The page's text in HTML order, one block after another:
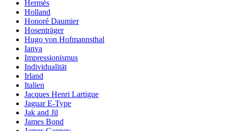
Hermès
Holland
Honoré Daumier
Hosenträger
Hugo von Hofmannsthal
Ianva
Impressionismus
Individualität
Irland
Italien
Jacques Henri Lartigue
Jaguar E-Type
Jak and Jil
James Bond